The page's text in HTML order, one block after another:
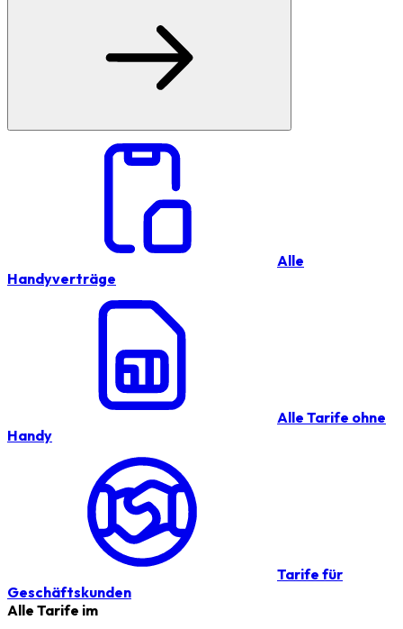
Alle
Handyverträge
Alle Tarife ohne
Handy
Tarife für
Geschäftskunden
Alle Tarife im